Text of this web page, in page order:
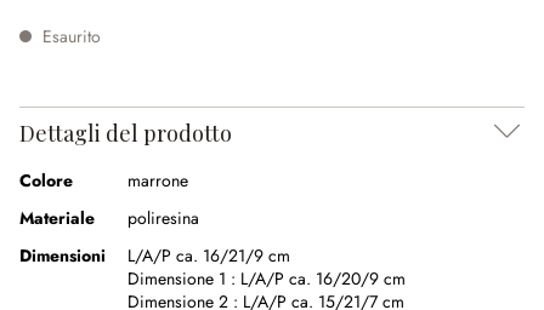
Esaurito
Dettagli del prodotto
Colore
marrone
Materiale
poliresina
Dimensioni
L/A/P ca. 16/21/9 cm
Dimensione 1 : L/A/P ca. 16/20/9 cm
Dimensione 2 : L/A/P ca. 15/21/7 cm